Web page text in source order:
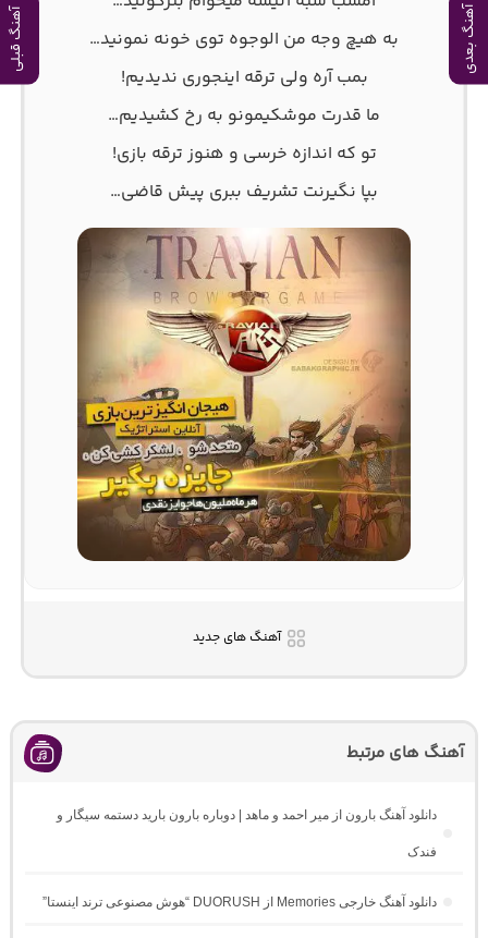
آهنگ بعدی آهنگ قبلی
به هیچ وجه من الوجوه توی خونه نمونید…
بمب آره ولی ترقه اینجوری ندیدیم!
ما قدرت موشکیمونو به رخ کشیدیم…
تو که اندازه خرسی و هنوز ترقه بازی!
بپا نگیرنت تشریف ببری پیش قاضی…
آهنگ های جدید
آهنگ های مرتبط
دانلود آهنگ بارون از میر احمد و ماهد | دوباره بارون بارید دستمه سیگار و
فندک
دانلود آهنگ خارجی Memories از DUORUSH “هوش مصنوعی ترند اینستا”